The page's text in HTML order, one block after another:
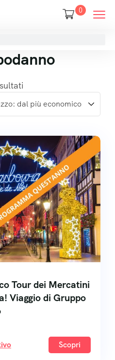
0
Tour dei Mercatini
Viaggio di Gruppo
Scopri